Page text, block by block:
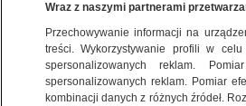
BIZNES
Czternasta
wprowadził
Wraz z naszymi partnerami
Przechowywanie informacji na
treści. Wykorzystywanie profili w
spersonalizowanych reklam.
spersonalizowanych reklam. Pomiar
kombinacji danych z różnych źródeł.